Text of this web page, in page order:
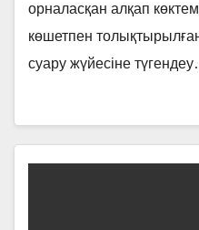
орналасқан алқап
көшетпен
суару жүйесіне